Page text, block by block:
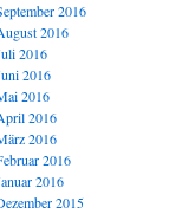
2016
2016
2016
2016
2016
2016
2016
2016
2016
2015